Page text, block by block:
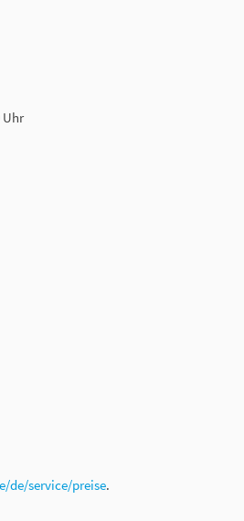
Uhr
de/service/preise.